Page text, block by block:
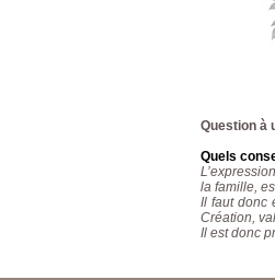
Question à
Quels
la famille,
Il faut donc
Création,
Il est donc